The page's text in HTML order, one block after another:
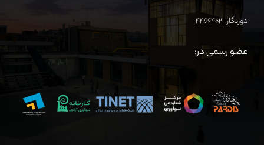
دورنگار: ۴۴۶۶۴۰۲۱
عضو رسمی در: